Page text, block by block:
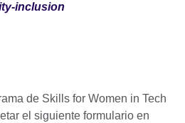
inclusion
de Skills for Women in Tech
el siguiente formulario en